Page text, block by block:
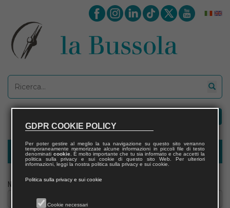
Modulo richiesta saggio docente
Nome
GDPR COOKIE POLICY
Per poter gestire al meglio la tua navigazione su questo sito verranno
temporaneamente memorizzate alcune informazioni in piccoli file di testo
denominati cookie. È molto importante che tu sia informato e che accetti la
politica sulla privacy e sui cookie di questo sito Web. Per ulteriori
informazioni, leggi la nostra politica sulla privacy e sui cookie.
Politica sulla privacy e sui cookie
Cookie necessari